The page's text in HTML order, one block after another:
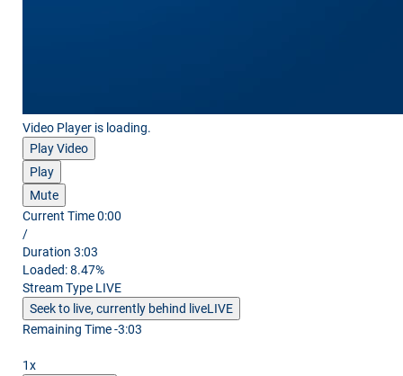
Video Player is loading.
Play Video
Play
Mute
Current Time0:00
/
Duration 3:03
Loaded:8.47%
Stream Type LIVE
Seek to live, currently behind liveLIVE
Remaining Time-3:03
1x